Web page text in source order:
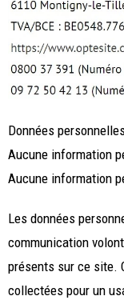
Données
Aucune information
Aucune information
Les données
communication
présents sur ce site.
collectées pour un